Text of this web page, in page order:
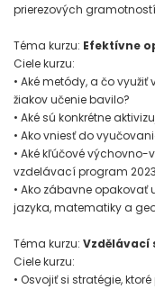
prierezových
Téma kurzu: Efektívne
Ciele kurzu:
• Aké metódy, a čo
žiakov učenie bavilo?
• Aké sú konkrétne
• Ako vniesť do
• Aké kľúčové
vzdelávací program
• Ako zábavne opakovať
jazyka, matematiky a
Téma kurzu: Vzdělávací
Ciele kurzu:
• Osvojiť si stratégie,